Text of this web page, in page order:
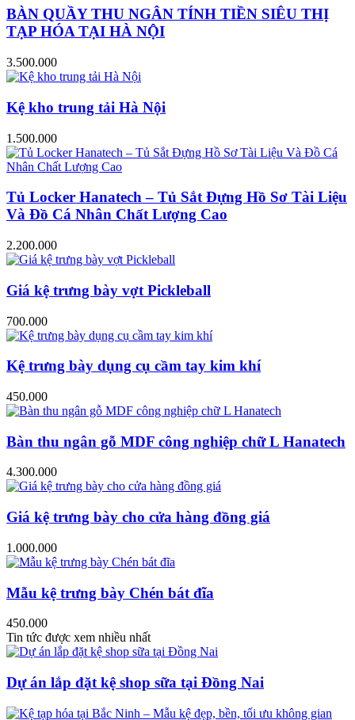
BÀN QUẦY THU NGÂN TÍNH TIỀN SIÊU THỊ
TẠP HÓA TẠI HÀ NỘI
3.500.000
Kệ kho trung tải Hà Nội
1.500.000
Tủ Locker Hanatech – Tủ Sắt Đựng Hồ Sơ Tài Liệu
Và Đồ Cá Nhân Chất Lượng Cao
2.200.000
Giá kệ trưng bày vợt Pickleball
700.000
Kệ trưng bày dụng cụ cầm tay kim khí
450.000
Bàn thu ngân gỗ MDF công nghiệp chữ L Hanatech
4.300.000
Giá kệ trưng bày cho cửa hàng đồng giá
1.000.000
Mẫu kệ trưng bày Chén bát đĩa
450.000
Tin tức được xem nhiều nhất
Dự án lắp đặt kệ shop sữa tại Đồng Nai